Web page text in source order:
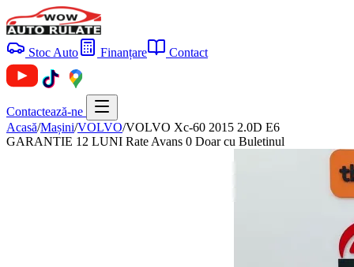
Stoc Auto Finanțare Contact
Contactează-ne
Acasă/Mașini/VOLVO/VOLVO Xc-60 2015 2.0D E6
GARANTIE 12 LUNI Rate Avans 0 Doar cu Buletinul